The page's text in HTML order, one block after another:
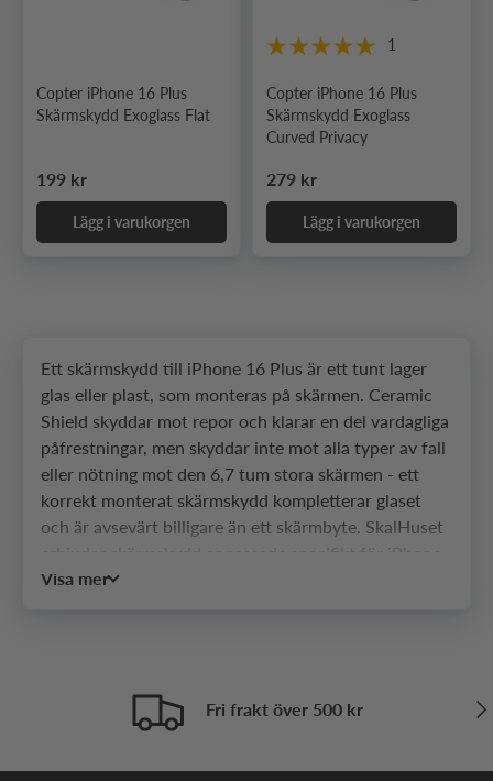
Copter iPhone 16 Plus
Skärmskydd Exoglass Flat
Ordinarie pris
199 kr
Lägg i varukorgen
1
Copter iPhone 16 Plus
Skärmskydd Exoglass
Curved Privacy
Ordinarie pris
279 kr
Lägg i varukorgen
Ett skärmskydd till iPhone 16 Plus är ett tunt lager
glas eller plast, som monteras på skärmen. Ceramic
Shield skyddar mot repor och klarar en del vardagliga
påfrestningar, men skyddar inte mot alla typer av fall
eller nötning mot den 6,7 tum stora skärmen - ett
korrekt monterat skärmskydd kompletterar glaset
och är avsevärt billigare än ett skärmbyte. SkalHuset
16 Plus och dess mått.
Det finns fyra vanliga typer av skärmskydd till iPhone
Visa mer
Fri frakt över 500 kr